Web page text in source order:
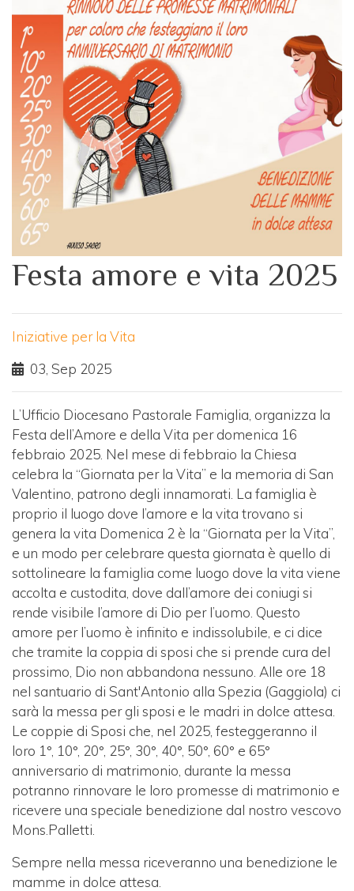
Festa amore e vita 2025
Iniziative per la Vita
03, Sep 2025
L’Ufficio Diocesano Pastorale Famiglia, organizza la
Festa dell’Amore e della Vita per domenica 16
febbraio 2025. Nel mese di febbraio la Chiesa
celebra la “Giornata per la Vita” e la memoria di San
Valentino, patrono degli innamorati. La famiglia è
proprio il luogo dove l’amore e la vita trovano si
genera la vita Domenica 2 è la “Giornata per la Vita”,
e un modo per celebrare questa giornata è quello di
sottolineare la famiglia come luogo dove la vita viene
accolta e custodita, dove dall’amore dei coniugi si
rende visibile l’amore di Dio per l’uomo. Questo
amore per l’uomo è infinito e indissolubile, e ci dice
che tramite la coppia di sposi che si prende cura del
prossimo, Dio non abbandona nessuno. Alle ore 18
nel santuario di Sant'Antonio alla Spezia (Gaggiola) ci
sarà la messa per gli sposi e le madri in dolce attesa.
Le coppie di Sposi che, nel 2025, festeggeranno il
loro 1°, 10°, 20°, 25°, 30°, 40°, 50°, 60° e 65°
anniversario di matrimonio, durante la messa
potranno rinnovare le loro promesse di matrimonio e
ricevere una speciale benedizione dal nostro vescovo
Mons.Palletti.
Sempre nella messa riceveranno una benedizione le
mamme in dolce attesa.